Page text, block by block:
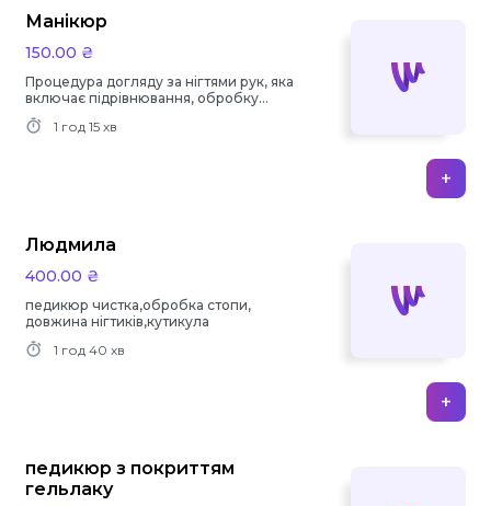
Манікюр
150.00 ₴
Процедура догляду за нігтями рук, яка
включає підрівнювання, обробку
кутикули та фарбування.
1 год 15 хв
+
Людмила
400.00 ₴
педикюр чистка,обробка стопи,
довжина нігтиків,кутикула
1 год 40 хв
+
педикюр з покриттям
гельлаку